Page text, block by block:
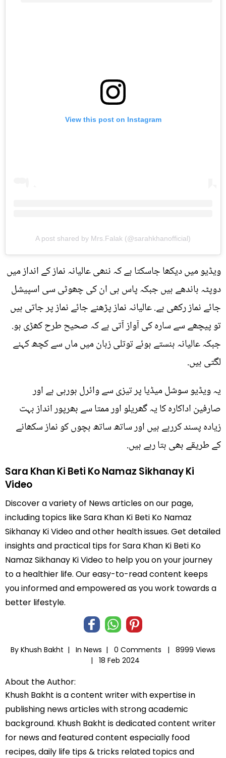
View this post on Instagram
A post shared by Mrs.Falak (@sarahkhanofficial)
ویڈیو میں دیکھا جاسکتا ہے کہ ننھی عالیانہ نماز کے انداز میں
دوپٹہ باندھے ہیں جبکہ پاس ہی ان کی چھوٹی سی اسپیشل
جائے نماز رکھی ہے. عالیانہ نماز پڑھنے جائے نماز پر جاتی ہیں
تو پیچھے سے سارہ کی آواز آتی ہے کہ صحیح طرح کھڑی ہو.
جبکہ عالیانہ ہنستے ہوئے توتلی زبان میں ماں سے کچھ کہنے
لگتی ہیں.
یہ ویڈیو سوشل میڈیا پر تیزی سے وائرل ہورہی ہے اور
صارفین اداکارہ کا یہ گھریلو اور ممتا سے بھرپور انداز بہت
زیادہ پسند کررہے ہیں اور ساتھ ساتھ بچوں کو نماز سکھانے
کے طریقے بھی بتا رہے ہیں.
Sara Khan Ki Beti Ko Namaz Sikhanay Ki
Video
Discover a variety of News articles on our page,
including topics like Sara Khan Ki Beti Ko Namaz
Sikhanay Ki Video and other health issues. Get detailed
insights and practical tips for Sara Khan Ki Beti Ko
Namaz Sikhanay Ki Video to help you on your journey
to a healthier life. Our easy-to-read content keeps
you informed and empowered as you work towards a
better lifestyle.
By Khush Bakht | In News | 0 Comments |
8999 Views
|
18 Feb 2024
About the Author:
Khush Bakht is a content writer with expertise in
publishing news articles with strong academic
background. Khush Bakht is dedicated content writer
for news and featured content especially food
recipes, daily life tips & tricks related topics and